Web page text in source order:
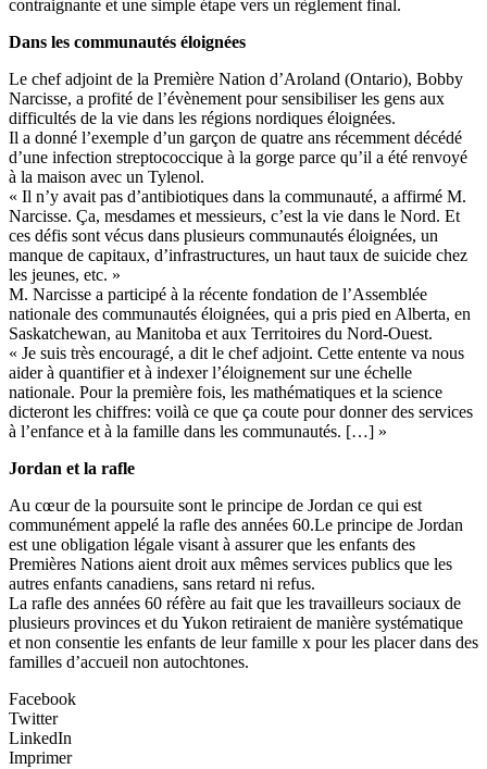
contraignante et une simple étape vers un règlement final.
Dans les communautés éloignées
Le chef adjoint de la Première Nation d’Aroland (Ontario), Bobby
Narcisse, a profité de l’évènement pour sensibiliser les gens aux
difficultés de la vie dans les régions nordiques éloignées.
Il a donné l’exemple d’un garçon de quatre ans récemment décédé
d’une infection streptococcique à la gorge parce qu’il a été renvoyé
à la maison avec un Tylenol.
« Il n’y avait pas d’antibiotiques dans la communauté, a affirmé M.
Narcisse. Ça, mesdames et messieurs, c’est la vie dans le Nord. Et
ces défis sont vécus dans plusieurs communautés éloignées, un
manque de capitaux, d’infrastructures, un haut taux de suicide chez
les jeunes, etc. »
M. Narcisse a participé à la récente fondation de l’Assemblée
nationale des communautés éloignées, qui a pris pied en Alberta, en
Saskatchewan, au Manitoba et aux Territoires du Nord-Ouest.
« Je suis très encouragé, a dit le chef adjoint. Cette entente va nous
aider à quantifier et à indexer l’éloignement sur une échelle
nationale. Pour la première fois, les mathématiques et la science
dicteront les chiffres: voilà ce que ça coute pour donner des services
à l’enfance et à la famille dans les communautés. […] »
Jordan et la rafle
Au cœur de la poursuite sont le principe de Jordan ce qui est
communément appelé la rafle des années 60.Le principe de Jordan
est une obligation légale visant à assurer que les enfants des
Premières Nations aient droit aux mêmes services publics que les
autres enfants canadiens, sans retard ni refus.
La rafle des années 60 réfère au fait que les travailleurs sociaux de
plusieurs provinces et du Yukon retiraient de manière systématique
et non consentie les enfants de leur famille x pour les placer dans des
familles d’accueil non autochtones.
Facebook
Twitter
LinkedIn
Imprimer